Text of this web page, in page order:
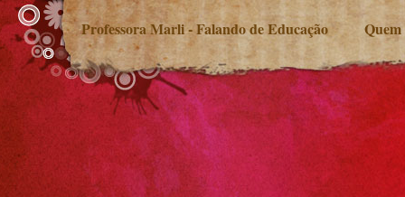
Professora Marli - Falando de Educação Quem